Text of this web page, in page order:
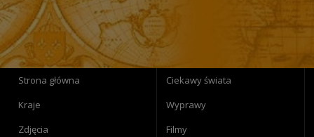
Strona główna
Ciekawy świata
Kraje
Wyprawy
Zdjęcia
Filmy